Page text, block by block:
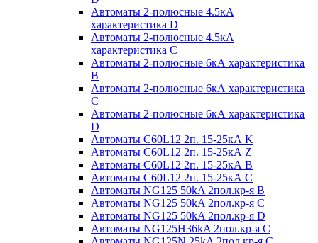
Автоматы 2-полюсные 4.5кА
характеристика D
Автоматы 2-полюсные 4.5кА
характеристика С
Автоматы 2-полюсные 6кА характеристика
B
Автоматы 2-полюсные 6кА характеристика
C
Автоматы 2-полюсные 6кА характеристика
D
Автоматы C60L12 2п. 15-25кА K
Автоматы C60L12 2п. 15-25кА Z
Автоматы C60L12 2п. 15-25кА B
Автоматы C60L12 2п. 15-25кА C
Автоматы NG125 50kA 2пол.кр-я B
Автоматы NG125 50kA 2пол.кр-я C
Автоматы NG125 50kA 2пол.кр-я D
Автоматы NG125H36kA 2пол.кр-я C